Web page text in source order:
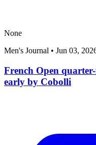
None
Men's Journal • Jun 03,
French Open
early by Cobolli